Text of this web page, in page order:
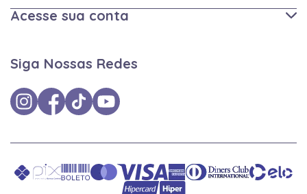
Acesse sua conta
Siga Nossas Redes